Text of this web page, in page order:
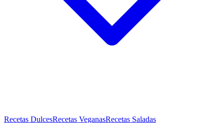
Recetas DulcesRecetas VeganasRecetas Saladas